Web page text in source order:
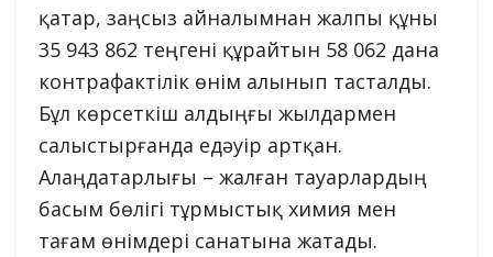
қатар, заңсыз айналымнан жалпы құны
35 943 862 теңгені құрайтын 58 062 дана
контрафактілік өнім алынып тасталды.
Бұл көрсеткіш алдыңғы жылдармен
салыстырғанда едәуір артқан.
Алаңдатарлығы – жалған тауарлардың
басым бөлігі тұрмыстық химия мен
тағам өнімдері санатына жатады.